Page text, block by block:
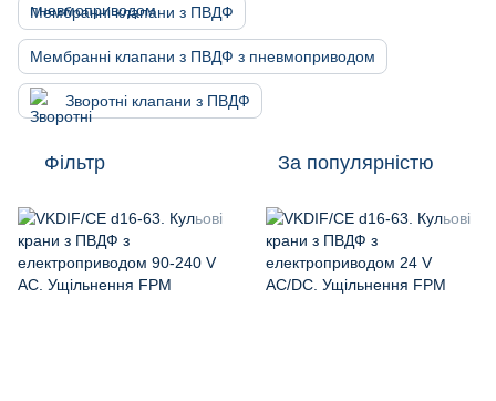
Мембранні клапани з ПВДФ
Мембранні клапани з ПВДФ з пневмоприводом
Зворотні клапани з ПВДФ
Фільтр За популярністю